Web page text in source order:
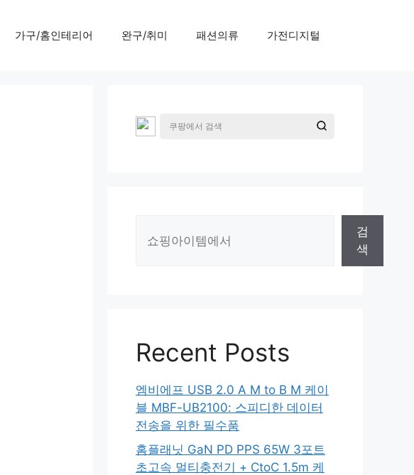
가구/홈인테리어 완구/취미 패션의류 가전디지털
검
색
Recent Posts
엠비에프 USB 2.0 A M to B M 케이
블 MBF-UB2100: 스피디한 데이터
전송을 위한 필수품
홈플래닛 GaN PD PPS 65W 3포트
초고속 멀티충전기 + CtoC 1.5m 케